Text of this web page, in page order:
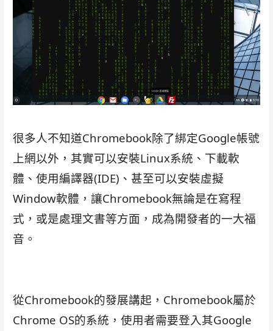
很多人不知道Chromebook除了綁定Google帳號
上網以外，其實可以安裝Linux系統、下載軟
體、使用編譯器(IDE)、甚至可以安裝虛擬
Window軟體，讓Chromebook無論是在寫程
式，或是處理文書等方面，成為開發者的一大福
音。
從Chromebook的發展講起，Chromebook屬於
Chrome OS的系統，使用者需要登入其Google